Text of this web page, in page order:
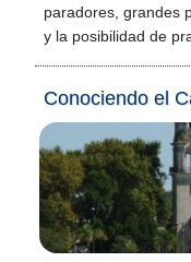
paradores, grandes
y la posibilidad de
Conociendo el